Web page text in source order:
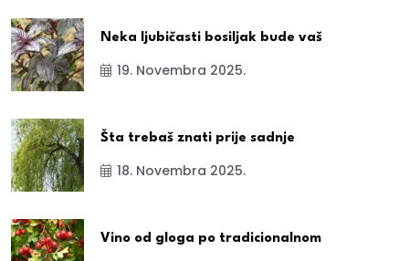
Neka ljubičasti bosiljak bude vaš
19. Novembra 2025.
Šta trebaš znati prije sadnje
18. Novembra 2025.
Vino od gloga po tradicionalnom